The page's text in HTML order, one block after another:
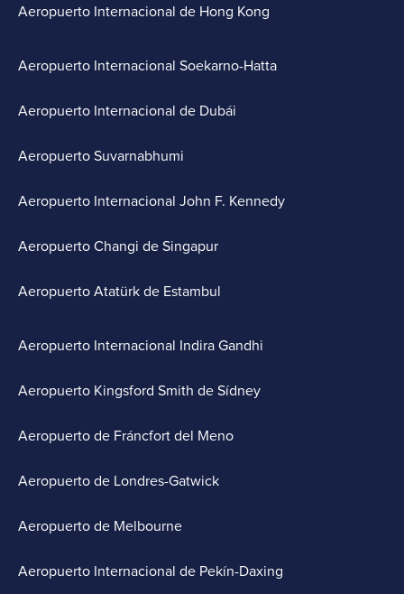
Aeropuerto Internacional de Hong Kong
Aeropuerto Internacional Soekarno-Hatta
Aeropuerto Internacional de Dubái
Aeropuerto Suvarnabhumi
Aeropuerto Internacional John F. Kennedy
Aeropuerto Changi de Singapur
Aeropuerto Atatürk de Estambul
Aeropuerto Internacional Indira Gandhi
Aeropuerto Kingsford Smith de Sídney
Aeropuerto de Fráncfort del Meno
Aeropuerto de Londres-Gatwick
Aeropuerto de Melbourne
Aeropuerto Internacional de Pekín-Daxing